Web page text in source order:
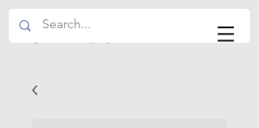
VS EDITOR